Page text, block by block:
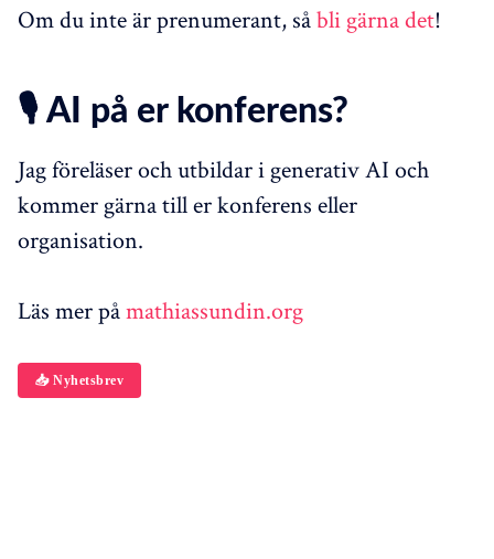
Om du inte är prenumerant, så bli gärna det!
🎙️ AI på er konferens?
Jag föreläser och utbildar i generativ AI och
kommer gärna till er konferens eller
organisation.
Läs mer på mathiassundin.org
📥 Nyhetsbrev